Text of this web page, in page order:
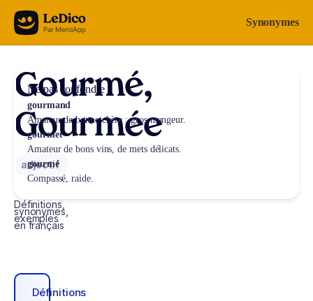
Aller au contenu Synonymes
Gourmé,
Gourmée
adjectif
Définitions,
synonymes,
exemples
en français
Définitions
Ne pas confondre
gourmand
Amateur de bonne chère ; gros mangeur.
gourmet
Amateur de bons vins, de mets délicats.
gourmé
Compassé, raide.